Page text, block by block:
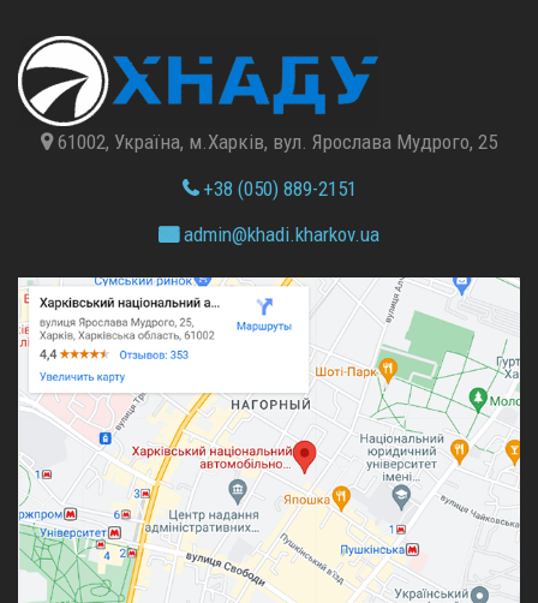
61002, Україна, м.Харків, вул. Ярослава Мудрого, 25
+38 (050) 889-2151
admin@khadi.kharkov.ua